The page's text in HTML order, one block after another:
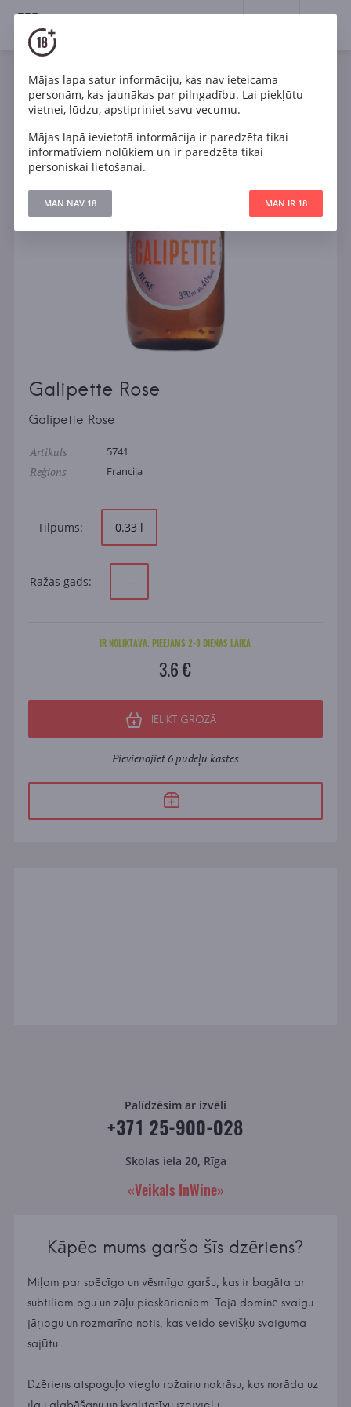
18+
Galipette Rose
Galipette Rose
Artikuls 5741
Reģions Francija
Tilpums: 0.33 l
Ražas gads: —
IR NOLIKTAVA. PIEEJAMS 2-3 DIENAS LAIKĀ
3.6 €
IELIKT GROZĀ
Pievienojiet 6 pudeļu kastes
Palīdzēsim ar izvēli
+371 25-900-028
Skolas iela 20, Rīga
«Veikals InWine»
Kāpēc mums garšo šīs dzēriens?
Miļam par spēcīgo un vēsmīgo garšu, kas ir bagāta ar
subtīliem ogu un zāļu pieskārieniem. Tajā dominē svaigu
jāņogu un rozmarīna notis, kas veido sevišķu svaiguma
sajūtu.
Dzēriens atspoguļo vieglu rožainu nokrāsu, kas norāda uz
Mājas lapa satur informāciju, kas nav ieteicama
personām, kas jaunākas par pilngadību. Lai piekļūtu
vietnei, lūdzu, apstipriniet savu vecumu.
Mājas lapā ievietotā informācija ir paredzēta tikai
informatīviem nolūkiem un ir paredzēta tikai
personiskai lietošanai.
MAN NAV 18 MAN IR 18